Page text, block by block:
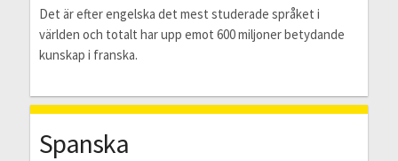
Det är efter engelska det mest studerade språket i
världen och totalt har upp emot 600 miljoner betydande
kunskap i franska.
Spanska